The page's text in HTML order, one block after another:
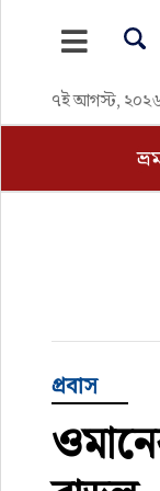
৭ই আগস্ট, ২০২৬
এয়ারলাইনস
বিমানবন্দর
বিদেশযাত্রা
প্রবাস
প্রবাস